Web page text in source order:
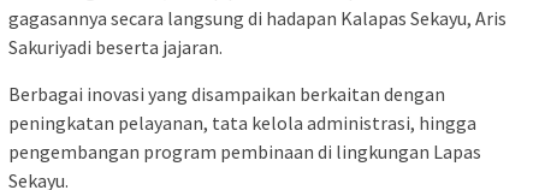
gagasannya secara langsung di hadapan Kalapas Sekayu, Aris
Sakuriyadi beserta jajaran.
Berbagai inovasi yang disampaikan berkaitan dengan
peningkatan pelayanan, tata kelola administrasi, hingga
pengembangan program pembinaan di lingkungan Lapas
Sekayu.